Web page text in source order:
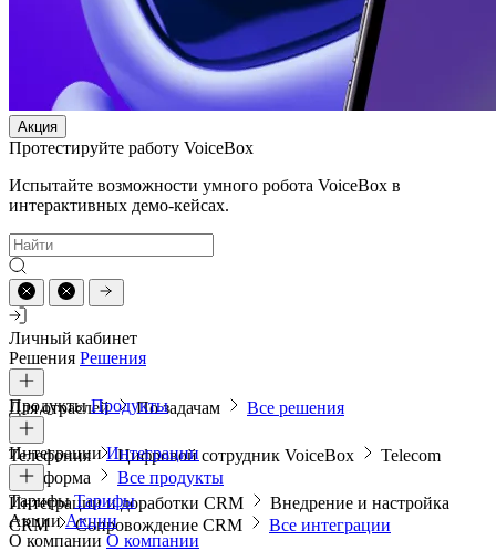
Акция
Протестируйте работу VoiceBox
Испытайте возможности умного робота VoiceBox в
интерактивных демо-кейсах.
Личный кабинет
Решения Решения
Для отраслей По задачам Все решения
ПродуктыПродукты
Телефония Цифровой сотрудник VoiceBox
Telecom
платформа
Все продукты
ИнтеграцииИнтеграции
Интеграции и доработки CRM
Внедрение и настройка
CRM
Сопровождение CRM Все интеграции
ТарифыТарифы
АкцииАкции
О компании О компании